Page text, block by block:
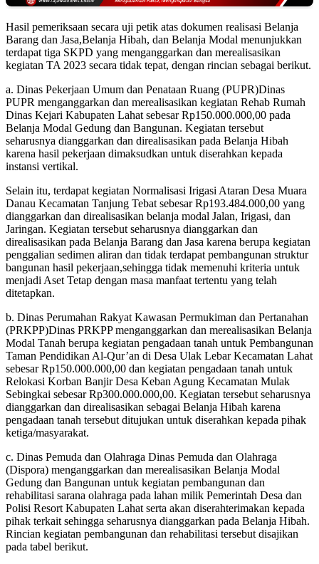
Hasil pemeriksaan secara uji petik atas dokumen realisasi Belanja
Barang dan Jasa,Belanja Hibah, dan Belanja Modal menunjukkan
terdapat tiga SKPD yang menganggarkan dan merealisasikan
kegiatan TA 2023 secara tidak tepat, dengan rincian sebagai berikut.
a. Dinas Pekerjaan Umum dan Penataan Ruang (PUPR)Dinas
PUPR menganggarkan dan merealisasikan kegiatan Rehab Rumah
Dinas Kejari Kabupaten Lahat sebesar Rp150.000.000,00 pada
Belanja Modal Gedung dan Bangunan. Kegiatan tersebut
seharusnya dianggarkan dan direalisasikan pada Belanja Hibah
karena hasil pekerjaan dimaksudkan untuk diserahkan kepada
instansi vertikal.
Selain itu, terdapat kegiatan Normalisasi Irigasi Ataran Desa Muara
Danau Kecamatan Tanjung Tebat sebesar Rp193.484.000,00 yang
dianggarkan dan direalisasikan belanja modal Jalan, Irigasi, dan
Jaringan. Kegiatan tersebut seharusnya dianggarkan dan
direalisasikan pada Belanja Barang dan Jasa karena berupa kegiatan
penggalian sedimen aliran dan tidak terdapat pembangunan struktur
bangunan hasil pekerjaan,sehingga tidak memenuhi kriteria untuk
menjadi Aset Tetap dengan masa manfaat tertentu yang telah
ditetapkan.
b. Dinas Perumahan Rakyat Kawasan Permukiman dan Pertanahan
(PRKPP)Dinas PRKPP menganggarkan dan merealisasikan Belanja
Modal Tanah berupa kegiatan pengadaan tanah untuk Pembangunan
Taman Pendidikan Al-Qur’an di Desa Ulak Lebar Kecamatan Lahat
sebesar Rp150.000.000,00 dan kegiatan pengadaan tanah untuk
Relokasi Korban Banjir Desa Keban Agung Kecamatan Mulak
Sebingkai sebesar Rp300.000.000,00. Kegiatan tersebut seharusnya
dianggarkan dan direalisasikan sebagai Belanja Hibah karena
pengadaan tanah tersebut ditujukan untuk diserahkan kepada pihak
ketiga/masyarakat.
c. Dinas Pemuda dan Olahraga Dinas Pemuda dan Olahraga
(Dispora) menganggarkan dan merealisasikan Belanja Modal
Gedung dan Bangunan untuk kegiatan pembangunan dan
rehabilitasi sarana olahraga pada lahan milik Pemerintah Desa dan
Polisi Resort Kabupaten Lahat serta akan diserahterimakan kepada
pihak terkait sehingga seharusnya dianggarkan pada Belanja Hibah.
Rincian kegiatan pembangunan dan rehabilitasi tersebut disajikan
pada tabel berikut.